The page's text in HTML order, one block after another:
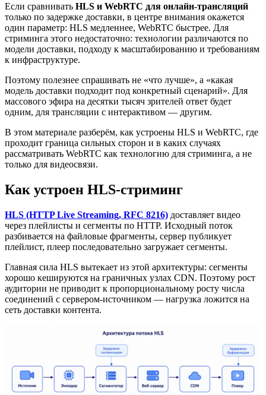
Если сравнивать HLS и WebRTC для онлайн-трансляций
только по задержке доставки, в центре внимания окажется
один параметр: HLS медленнее, WebRTC быстрее. Для
стриминга этого недостаточно: технологии различаются по
модели доставки, подходу к масштабированию и требованиям
к инфраструктуре.
Поэтому полезнее спрашивать не «что лучше», а «какая
модель доставки подходит под конкретный сценарий». Для
массового эфира на десятки тысяч зрителей ответ будет
одним, для трансляции с интерактивом — другим.
В этом материале разберём, как устроены HLS и WebRTC, где
проходит граница сильных сторон и в каких случаях
рассматривать WebRTC как технологию для стриминга, а не
только для видеосвязи.
Как устроен HLS-стриминг
HLS (HTTP Live Streaming, RFC 8216) доставляет видео
через плейлисты и сегменты по HTTP. Исходный поток
разбивается на файловые фрагменты, сервер публикует
плейлист, плеер последовательно загружает сегменты.
Главная сила HLS вытекает из этой архитектуры: сегменты
хорошо кешируются на граничных узлах CDN. Поэтому рост
аудитории не приводит к пропорциональному росту числа
соединений с сервером-источником — нагрузка ложится на
сеть доставки контента.